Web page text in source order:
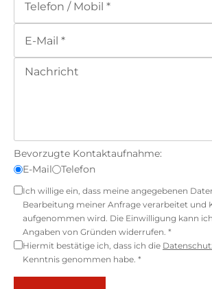
Bevorzugte Kontaktaufnahme:
E-Mail
Telefon
Ich willige ein, dass meine angegebenen
Bearbeitung meiner Anfrage verarbeitet und
aufgenommen wird. Die Einwilligung kann
Angaben von Gründen widerrufen. *
Hiermit bestätige ich, dass ich die
Kenntnis genommen habe. *